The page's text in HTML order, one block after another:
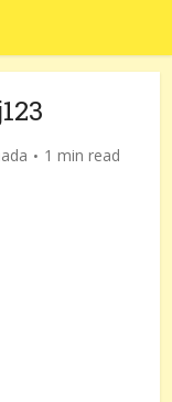
1 min read